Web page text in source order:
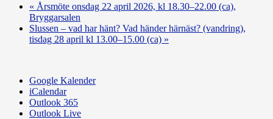
« Årsmöte onsdag 22 april 2026, kl 18.30–22.00 (ca),
Bryggarsalen
Slussen – vad har hänt? Vad händer härnäst? (vandring),
tisdag 28 april kl 13.00–15.00 (ca) »
Google Kalender
iCalendar
Outlook 365
Outlook Live